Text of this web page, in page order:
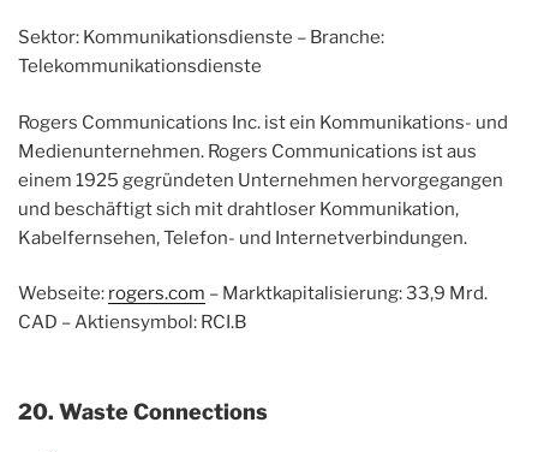
Sektor: Kommunikationsdienste – Branche:
Telekommunikationsdienste
Rogers Communications Inc. ist ein Kommunikations- und
Medienunternehmen. Rogers Communications ist aus
einem 1925 gegründeten Unternehmen hervorgegangen
und beschäftigt sich mit drahtloser Kommunikation,
Kabelfernsehen, Telefon- und Internetverbindungen.
Webseite: rogers.com – Marktkapitalisierung: 33,9 Mrd.
CAD – Aktiensymbol: RCI.B
20. Waste Connections